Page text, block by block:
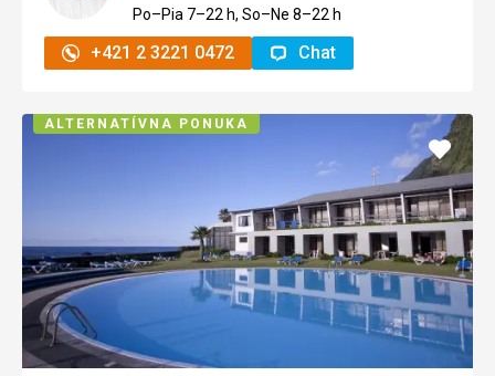
Po–Pia 7–⁠⁠⁠⁠⁠⁠22 h, So–Ne 8–⁠⁠⁠⁠⁠⁠22 h
+421 2 3221 0472 Chat
Pridať
do
ALTERNATÍVNA PONUKA